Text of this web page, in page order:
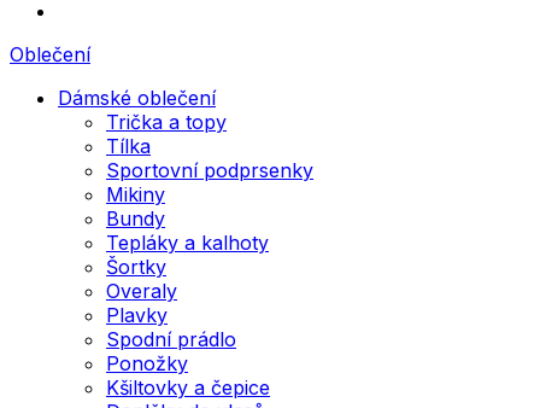
Oblečení
Dámské oblečení
Trička a topy
Tílka
Sportovní podprsenky
Mikiny
Bundy
Tepláky a kalhoty
Šortky
Overaly
Plavky
Spodní prádlo
Ponožky
Kšiltovky a čepice